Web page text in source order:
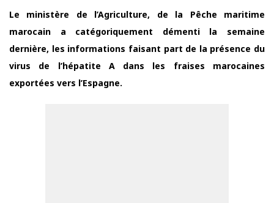
Le ministère de l’Agriculture, de la Pêche maritime
marocain a catégoriquement démenti la semaine
dernière, les informations faisant part de la présence du
virus de l’hépatite A dans les fraises marocaines
exportées vers l’Espagne.